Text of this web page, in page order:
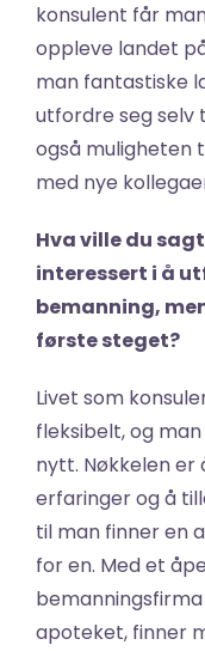
konsulent får
oppleve landet
man fantastiske
utfordre seg selv
også muligheten
med nye
Hva ville du
interessert i å
bemanning,
første steget?
Livet som
fleksibelt, og
nytt. Nøkkelen
erfaringer og å
til man finner en
for en. Med et
apoteket, finner